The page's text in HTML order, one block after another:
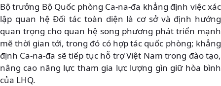
Bộ trưởng Bộ Quốc phòng Ca-na-đa khẳng định việc xác
lập quan hệ Đối tác toàn diện là cơ sở và định hướng
quan trọng cho quan hệ song phương phát triển mạnh
mẽ thời gian tới, trong đó có hợp tác quốc phòng; khẳng
định Ca-na-đa sẽ tiếp tục hỗ trợ Việt Nam trong đào tạo,
nâng cao năng lực tham gia lực lượng gìn giữ hòa bình
của LHQ.